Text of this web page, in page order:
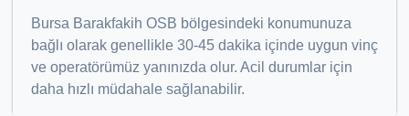
Bursa Barakfakih OSB bölgesindeki konumunuza
bağlı olarak genellikle 30-45 dakika içinde uygun vinç
ve operatörümüz yanınızda olur. Acil durumlar için
daha hızlı müdahale sağlanabilir.